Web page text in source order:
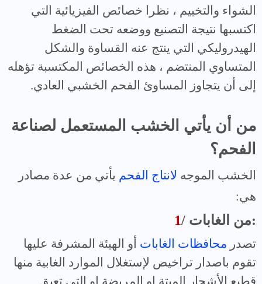
الشواء والتخييم ، نظرا خصائص الفيزيائية التي
اكتسبها نتيجة التصنيع ووضعه تحت الضغط
الهيدروليكي التي ينتج عنه القساوة والشكل
المتساوي المنتضم ، هذه الخصائص المكتسبة تؤهله
إلى أن يتجاوز المساوئ الفحم الخشبي العادي.
من أن يأتي الخشب المستعمل لصناعة
الفحم؟
الخشب الموجه لانتاج الفحم يأتي من عدة مصادر
هي:
1 / من الغابات:
تصدر محافظات الغابات أو الهيئة المشرفة عليها
تقوم باصدار تراخيص لإستغلال الموارد الغابية منها
قطيع الأشجار الميتة او المريضة او التي تعيق